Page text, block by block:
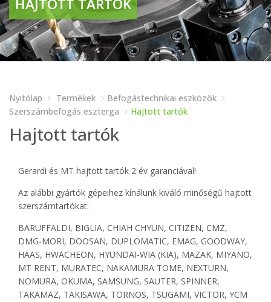
HAJTOTT TARTÓK
Nyitólap Termékek
Befogástechnikai eszközök
Szerszámbefogás eszterga
Hajtott tartók
Hajtott tartók
Gerardi és MT hajtott tartók 2 év garanciával!
Az alábbi gyártók gépeihez kínálunk kiváló minőségű hajtott
szerszámtartókat:
BARUFFALDI, BIGLIA, CHIAH CHYUN, CITIZEN, CMZ,
DMG-MORI, DOOSAN, DUPLOMATIC, EMAG, GOODWAY,
HAAS, HWACHEON, HYUNDAI-WIA (KIA), MAZAK, MIYANO,
MT RENT, MURATEC, NAKAMURA TOME, NEXTURN,
NOMURA, OKUMA, SAMSUNG, SAUTER, SPINNER,
TAKAMAZ, TAKISAWA, TORNOS, TSUGAMI, VICTOR, YCM